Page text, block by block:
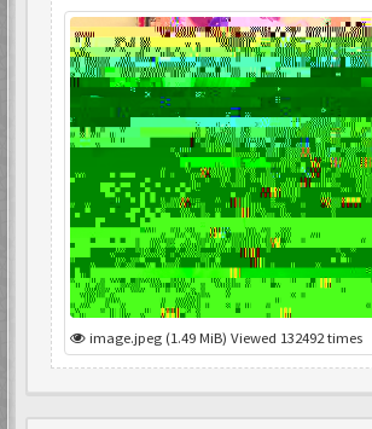
image.jpeg (1.49 MiB) Viewed 132492 times